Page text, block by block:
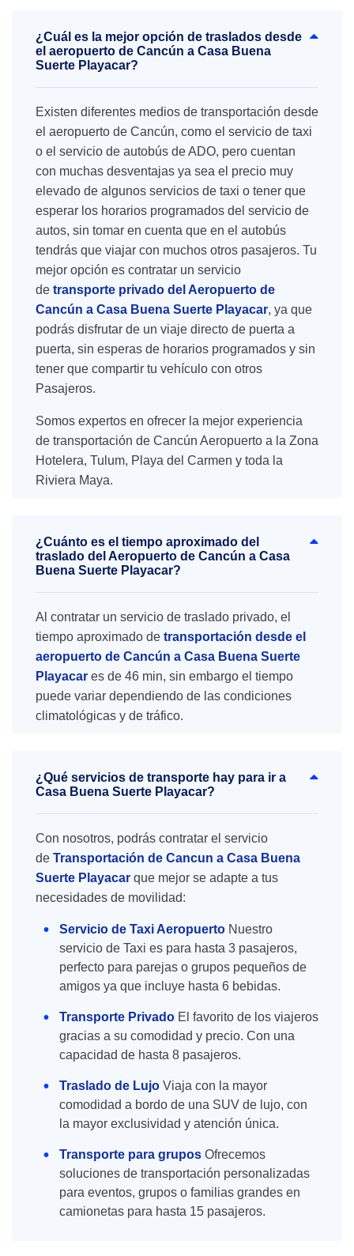
¿Cuál es la mejor opción de traslados desde
el aeropuerto de Cancún a Casa Buena
Suerte Playacar?
Existen diferentes medios de transportación desde
el aeropuerto de Cancún, como el servicio de taxi
o el servicio de autobús de ADO, pero cuentan
con muchas desventajas ya sea el precio muy
elevado de algunos servicios de taxi o tener que
esperar los horarios programados del servicio de
autos, sin tomar en cuenta que en el autobús
tendrás que viajar con muchos otros pasajeros. Tu
mejor opción es contratar un servicio
de transporte privado del Aeropuerto de
Cancún a Casa Buena Suerte Playacar, ya que
podrás disfrutar de un viaje directo de puerta a
puerta, sin esperas de horarios programados y sin
tener que compartir tu vehículo con otros
Pasajeros.
Somos expertos en ofrecer la mejor experiencia
de transportación de Cancún Aeropuerto a la Zona
Hotelera, Tulum, Playa del Carmen y toda la
Riviera Maya.
¿Cuánto es el tiempo aproximado del
traslado del Aeropuerto de Cancún a Casa
Buena Suerte Playacar?
Al contratar un servicio de traslado privado, el
tiempo aproximado de transportación desde el
aeropuerto de Cancún a Casa Buena Suerte
Playacar es de 46 min, sin embargo el tiempo
puede variar dependiendo de las condiciones
climatológicas y de tráfico.
¿Qué servicios de transporte hay para ir a
Casa Buena Suerte Playacar?
Con nosotros, podrás contratar el servicio
de Transportación de Cancun a Casa Buena
Suerte Playacar que mejor se adapte a tus
necesidades de movilidad:
Servicio de Taxi Aeropuerto Nuestro
servicio de Taxi es para hasta 3 pasajeros,
perfecto para parejas o grupos pequeños de
amigos ya que incluye hasta 6 bebidas.
Transporte Privado El favorito de los viajeros
gracias a su comodidad y precio. Con una
capacidad de hasta 8 pasajeros.
Traslado de Lujo Viaja con la mayor
comodidad a bordo de una SUV de lujo, con
la mayor exclusividad y atención única.
Transporte para grupos Ofrecemos
soluciones de transportación personalizadas
para eventos, grupos o familias grandes en
camionetas para hasta 15 pasajeros.